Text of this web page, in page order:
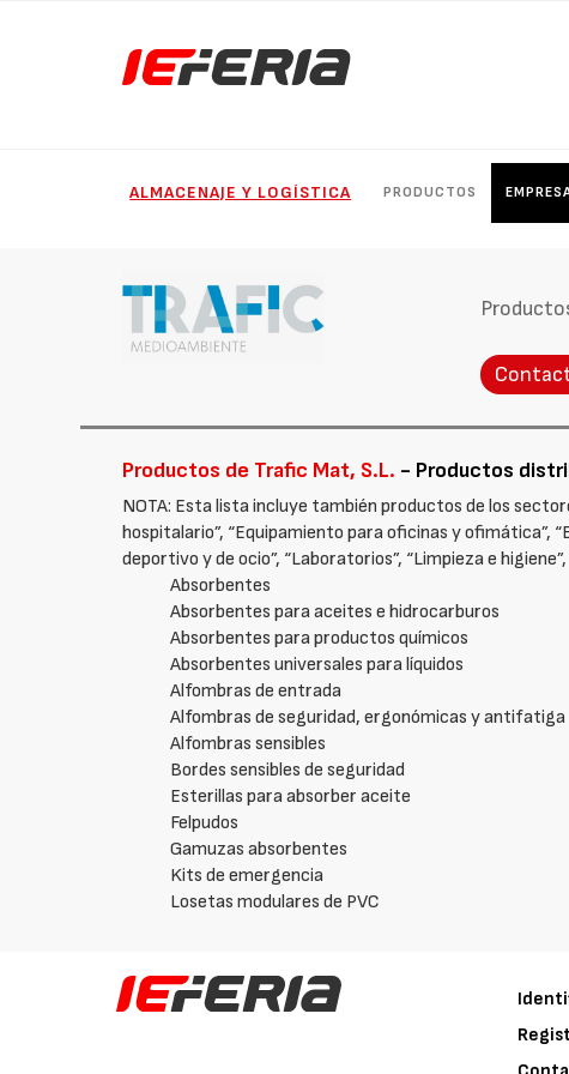
ALMACENAJE Y LOGÍSTICA PRODUCTOS
Productos de Trafic Mat, S.L. - Productos
NOTA: Esta lista incluye también productos de los
hospitalario”, “Equipamiento para oficinas y ofimática”,
deportivo y de ocio”, “Laboratorios”, “Limpieza e
Absorbentes
Absorbentes para aceites e hidrocarburos
Absorbentes para productos químicos
Absorbentes universales para líquidos
Alfombras de entrada
Alfombras de seguridad, ergonómicas y antifatiga
Alfombras sensibles
Bordes sensibles de seguridad
Esterillas para absorber aceite
Felpudos
Gamuzas absorbentes
Kits de emergencia
Losetas modulares de PVC